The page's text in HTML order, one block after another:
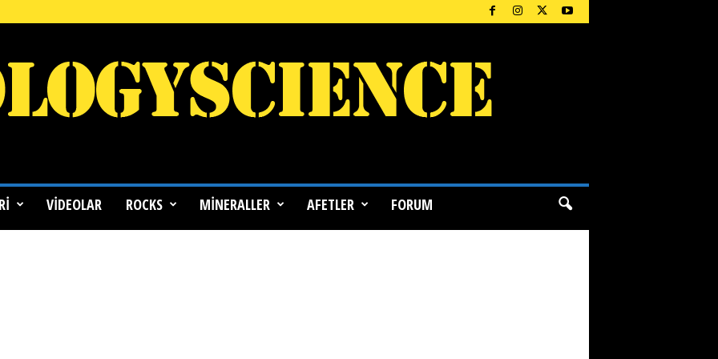
VIDEOLAR ROCKS MINERALLER AFETLER FORUM